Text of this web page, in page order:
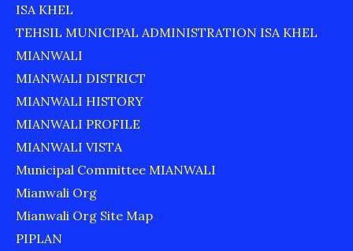
ISA KHEL
TEHSIL MUNICIPAL ADMINISTRATION ISA KHEL
MIANWALI
MIANWALI DISTRICT
MIANWALI HISTORY
MIANWALI PROFILE
MIANWALI VISTA
Municipal Committee MIANWALI
Mianwali Org
Mianwali Org Site Map
PIPLAN